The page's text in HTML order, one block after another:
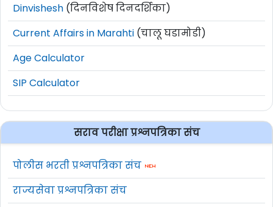
Dinvishesh (दिनविशेष दिनदर्शिका)
Current Affairs in Marahti (चालू घडामोडी)
Age Calculator
SIP Calculator
सराव परीक्षा प्रश्नपत्रिका संच
पोलीस भरती प्रश्नपत्रिका संच
राज्यसेवा प्रश्नपत्रिका संच